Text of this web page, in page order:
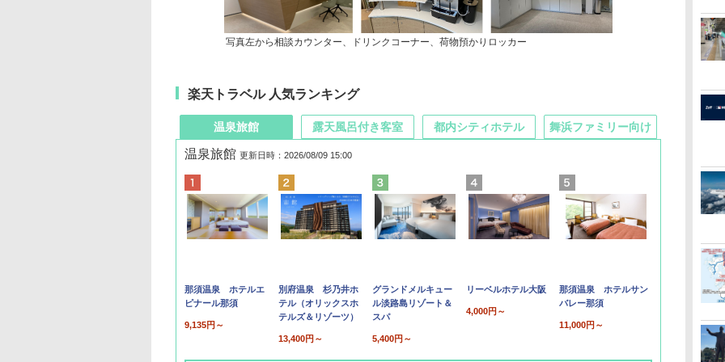
写真左から相談カウンター、ドリンクコーナー、荷物預かりロッカー
楽天トラベル 人気ランキング
温泉旅館
温泉旅館 更新日時：2026/08/09 15:00
那須温泉 ホテルエ
ピナール那須
9,135円～
別府温泉 杉乃井ホ
テル（オリックスホ
テルズ＆リゾーツ）
13,400円～
グランドメルキュー
ル淡路島リゾート＆
スパ
5,400円～
リーベルホテル大阪
4,000円～
那須温泉 ホテルサン
バレー那須
11,000円～
露天風呂付き客室 都内シティホテル 舞浜ファミリー向け